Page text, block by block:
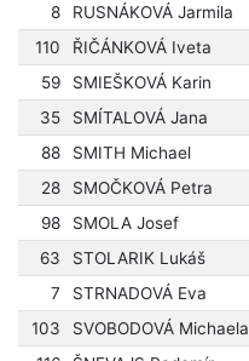
8
RUSNÁKOVÁ Jarmila
110
ŘIČÁNKOVÁ Iveta
59
SMIEŠKOVÁ Karin
35
SMÍTALOVÁ Jana
88
SMITH Michael
28
SMOČKOVÁ Petra
98
SMOLA Josef
63
STOLARIK Lukáš
7
STRNADOVÁ Eva
103
SVOBODOVÁ Michaela